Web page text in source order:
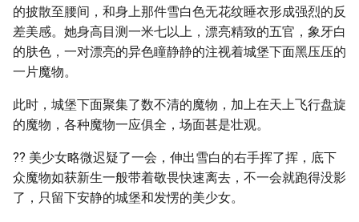
的披散至腰间，和身上那件雪白色无花纹睡衣形成强烈的反
差美感。她身高目测一米七以上，漂亮精致的五官，象牙白
的肤色，一对漂亮的异色瞳静静的注视着城堡下面黑压压的
一片魔物。
此时，城堡下面聚集了数不清的魔物，加上在天上飞行盘旋
的魔物，各种魔物一应俱全，场面甚是壮观。
?? 美少女略微迟疑了一会，伸出雪白的右手挥了挥，底下
众魔物如获新生一般带着敬畏快速离去，不一会就跑得没影
了，只留下安静的城堡和发愣的美少女。